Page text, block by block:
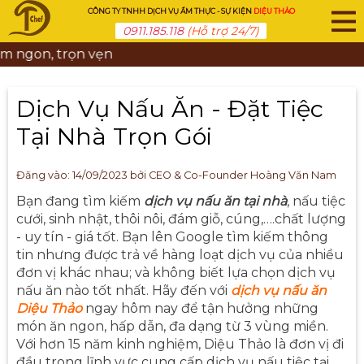
CÔNG TY TNHH DỊCH VỤ ẨM THỰC - SỰ KIỆN DIỆU THẢO
0911.185.118 (Hỗ trợ 24/7)
Dịch Vụ Nấu Ăn - Đặt Tiệc
Tại Nhà Trọn Gói
Đăng vào: 14/09/2023 bởi CEO & Co-Founder Hoàng Văn Nam
Bạn đang tìm kiếm dịch vụ nấu ăn tại nhà, nấu tiệc
cưới, sinh nhật, thôi nôi, đám giỗ, cúng,….chất lượng
- uy tín - giá tốt. Bạn lên Google tìm kiếm thông
tin nhưng được trả về hàng loạt dịch vụ của nhiều
đơn vị khác nhau; và không biết lựa chọn dịch vụ
nấu ăn nào tốt nhất. Hãy đến với dịch vụ nấu ăn
Diệu Thảongay hôm nay để tận hưởng những
món ăn ngon, hấp dẫn, đa dạng từ 3 vùng miền.
Với hơn 15 năm kinh nghiệm, Diệu Thảo là đơn vị đi